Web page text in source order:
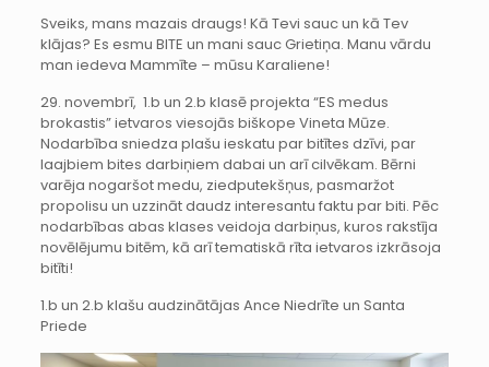
Sveiks, mans mazais draugs! Kā Tevi sauc un kā Tev
klājas? Es esmu BITE un mani sauc Grietiņa. Manu vārdu
man iedeva Mammīte – mūsu Karaliene!
29. novembrī, 1.b un 2.b klasē projekta “ES medus
brokastis” ietvaros viesojās biškope Vineta Mūze.
Nodarbība sniedza plašu ieskatu par bitītes dzīvi, par
laajbiem bites darbiņiem dabai un arī cilvēkam. Bērni
varēja nogaršot medu, ziedputekšņus, pasmaržot
propolisu un uzzināt daudz interesantu faktu par biti. Pēc
nodarbības abas klases veidoja darbiņus, kuros rakstīja
novēlējumu bitēm, kā arī tematiskā rīta ietvaros izkrāsoja
bitīti!
1.b un 2.b klašu audzinātājas Ance Niedrīte un Santa
Priede